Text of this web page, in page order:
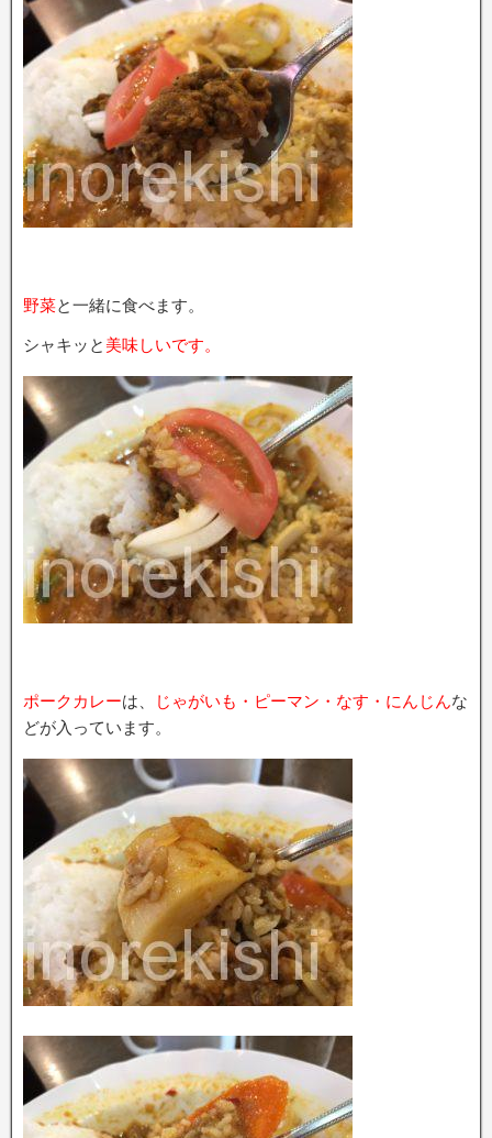
野菜と一緒に食べます。
シャキッと 美味しいです。
ポークカレーは、 じゃがいも・ピーマン・なす・にんじんな
どが入っています。